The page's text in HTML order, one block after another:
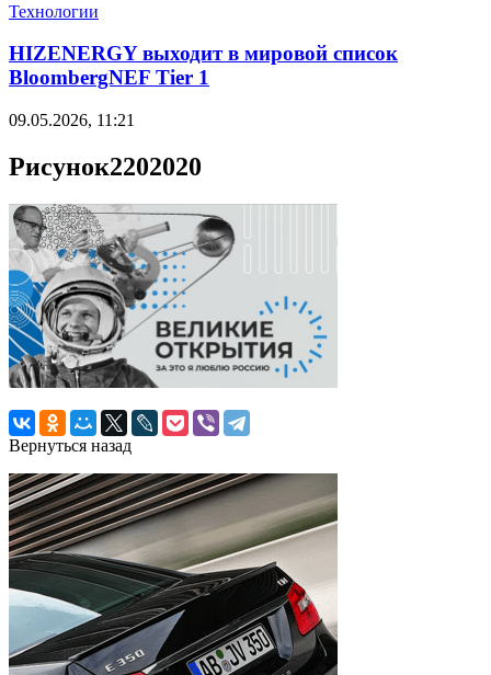
Технологии
HIZENERGY выходит в мировой список
BloombergNEF Tier 1
09.05.2026, 11:21
Рисунок2202020
Вернуться назад